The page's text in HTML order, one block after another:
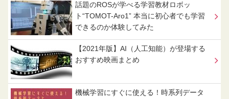
話題のROSが学べる学習教材ロボッ
ト“TOMOT-Aro1” 本当に初心者でも学習
できるのか体験してみた
【2021年版】AI（人工知能）が登場する
おすすめ映画まとめ
機械学習にすぐに使える！時系列データ